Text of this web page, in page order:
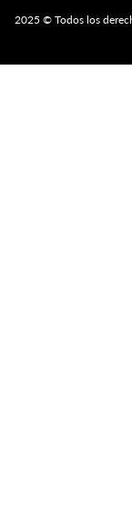
2025 © Todos los